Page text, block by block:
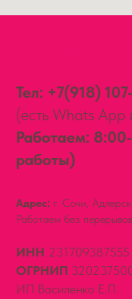
Тел: +7(918)
(есть Whats App
Работаем:
работы)
Адрес: г. Сочи,
Работаем без
ИНН 231709387555
ОГРНИП
ИП Василенко Е.П.